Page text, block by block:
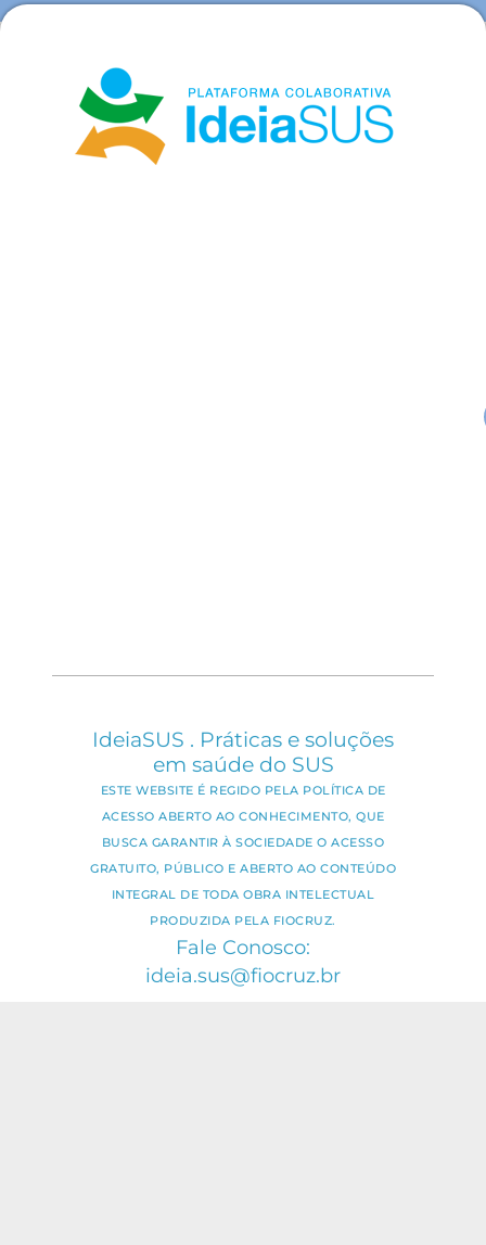
IdeiaSUS . Práticas e soluções
em saúde do SUS
ESTE WEBSITE É REGIDO PELA POLÍTICA DE
ACESSO ABERTO AO CONHECIMENTO, QUE
BUSCA GARANTIR À SOCIEDADE O ACESSO
GRATUITO, PÚBLICO E ABERTO AO CONTEÚDO
INTEGRAL DE TODA OBRA INTELECTUAL
PRODUZIDA PELA FIOCRUZ.
Fale Conosco:
ideia.sus@fiocruz.br